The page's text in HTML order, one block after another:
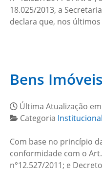
18.025/2013, a
declara que, nos
Bens Imóveis
Última Atualização em
Categoria Institucional
Com base no princípio
conformidade com o Art.
n°12.527/2011; e